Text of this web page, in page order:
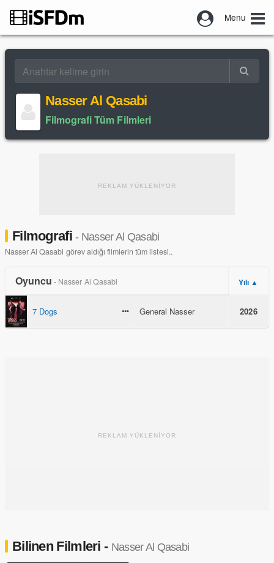
Menu
Nasser Al Qasabi
Filmografi Tüm Filmleri
REKLAM YÜKLENİYOR
Filmografi- Nasser Al Qasabi
Nasser Al Qasabi görev aldığı filmlerin tüm listesi..
Oyuncu - Nasser Al Qasabi Yılı ▲
7 Dogs General Nasser 2026
REKLAM YÜKLENİYOR
Bilinen Filmleri - Nasser Al Qasabi